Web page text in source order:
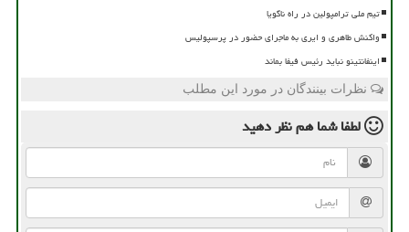
تیم ملی ترامپولین در راه ناگویا
واکنش طاهری و ایری به ماجرای حضور در پرسپولیس
اینفانتینو نباید رئیس فیفا بماند
نظرات بینندگان در مورد این مطلب
لطفا شما همنظر دهید